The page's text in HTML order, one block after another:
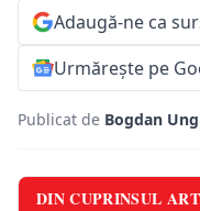
Adaugă-ne ca
Urmărește pe
Publicat de Bogdan
DIN CUPRINSUL